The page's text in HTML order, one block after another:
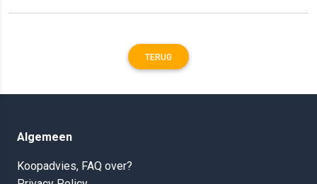
TERUG
Algemeen
Koopadvies, FAQ over?